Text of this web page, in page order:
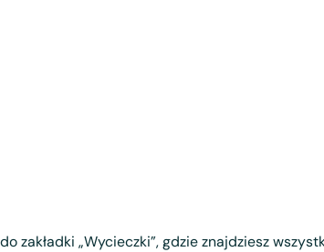
zakładki „Wycieczki”, gdzie znajdziesz